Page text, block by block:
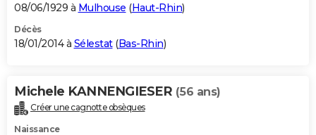
08/06/1929 à Mulhouse (Haut-Rhin)
Décès
18/01/2014 à Sélestat(Bas-Rhin)
Michele KANNENGIESER (56 ans)
Créer une cagnotte obsèques
Naissance